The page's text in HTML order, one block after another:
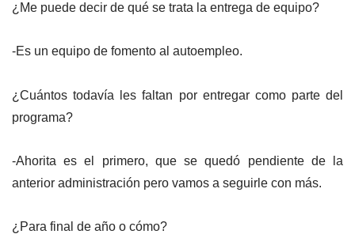
¿Me puede decir de qué se trata la entrega de equipo?
-Es un equipo de fomento al autoempleo.
¿Cuántos todavía les faltan por entregar como parte del
programa?
-Ahorita es el primero, que se quedó pendiente de la
anterior administración pero vamos a seguirle con más.
¿Para final de año o cómo?